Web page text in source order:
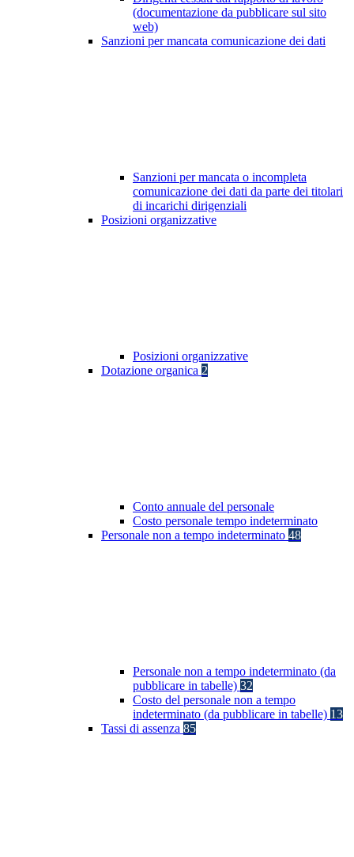
(documentazione da pubblicare sul sito
web)
Sanzioni per mancata comunicazione dei dati
Sanzioni per mancata o incompleta
comunicazione dei dati da parte dei titolari
di incarichi dirigenziali
Posizioni organizzative
Posizioni organizzative
Dotazione organica 2
Conto annuale del personale
Costo personale tempo indeterminato
Personale non a tempo indeterminato 48
Personale non a tempo indeterminato (da
pubblicare in tabelle) 32
Costo del personale non a tempo
indeterminato (da pubblicare in tabelle) 13
Tassi di assenza 85